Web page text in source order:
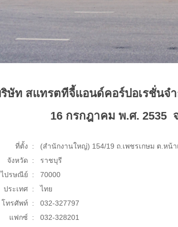
ษัท สแทรตทีจี้แอนด์คอร์ปอเรชั่นจ
16 กรกฎาคม พ.ศ. 2535
ที่ตั้ง : (สำนักงานใหญ่) 154/19 ถ.เพชรเกษม ต.หน้า
จังหวัด : ราชบุรี
ไปรษณีย์ : 70000
ประเทศ : ไทย
โทรศัพท์ : 032-327797
แฟกซ์ : 032-328201